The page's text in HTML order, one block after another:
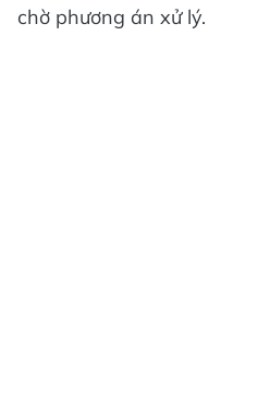
chờ phương án xử lý.